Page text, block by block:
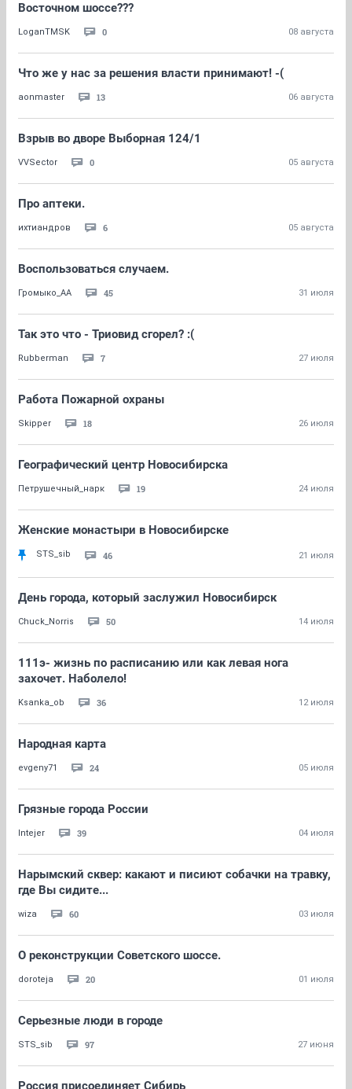
Восточном шоссе???
LoganTMSK 0 08 августа
Что же у нас за решения власти принимают! -(
aonmaster 13 06 августа
Взрыв во дворе Выборная 124/1
VVSector 0 05 августа
Про аптеки.
ихтиандров 6 05 августа
Воспользоваться случаем.
Громыко_АА 45 31 июля
Так это что - Триовид сгорел? :(
Rubberman 7 27 июля
Работа Пожарной охраны
Skipper 18 26 июля
Географический центр Новосибирска
Петрушечный_нарк 19 24 июля
Женские монастыри в Новосибирске
STS_sib 46 21 июля
День города, который заслужил Новосибирск
Chuck_Norris 50 14 июля
111э- жизнь по расписанию или как левая нога
захочет. Наболело!
Ksanka_ob 36 12 июля
Народная карта
evgeny71 24 05 июля
Грязные города России
Intejer 39 04 июля
Нарымский сквер: какают и писиют собачки на травку,
где Вы сидите...
wiza 60 03 июля
О реконструкции Советского шоссе.
doroteja 20 01 июля
Серьезные люди в городе
STS_sib 97 27 июня
Россия присоединяет Сибирь